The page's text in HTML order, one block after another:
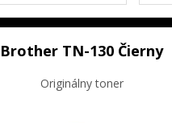
Brother TN-130 Čierny
Originálny toner